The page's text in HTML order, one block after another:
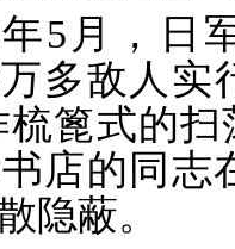
年5月，日
多敌人实
梳篦式的
店的同志
隐蔽。